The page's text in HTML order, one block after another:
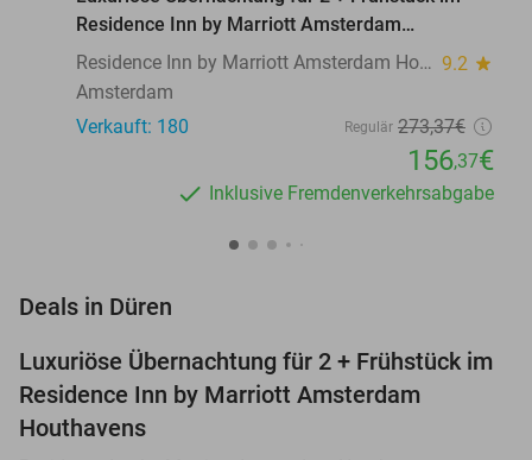
Residence Inn by Marriott Amsterdam
Houthavens
Residence Inn by Marriott Amsterdam Houthavens 9.2 star
Amsterdam
Verkauft: 180
Regulär 273,37€
156,37€
Inklusive Fremdenverkehrsabgabe
Deals in Düren
43%
Luxuriöse Übernachtung für 2 + Frühstück im
Residence Inn by Marriott Amsterdam
Houthavens